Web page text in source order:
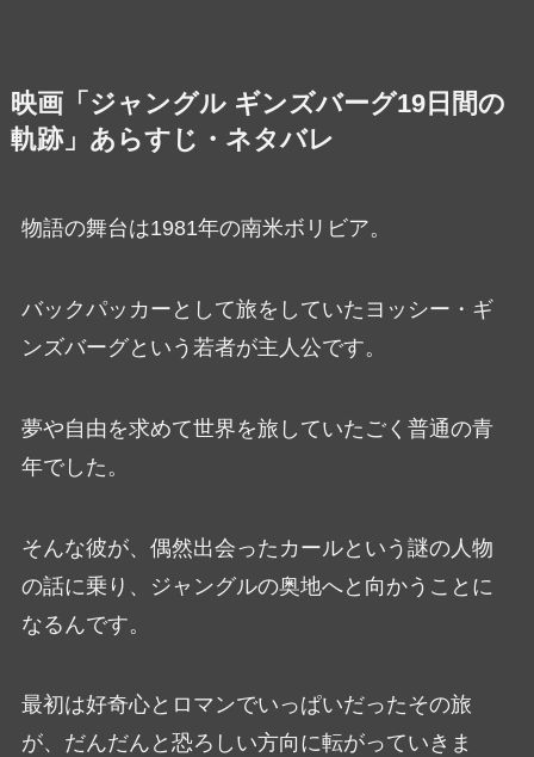
映画「ジャングル ギンズバーグ19日間の
軌跡」あらすじ・ネタバレ
物語の舞台は1981年の南米ボリビア。
バックパッカーとして旅をしていたヨッシー・ギ
ンズバーグという若者が主人公です。
夢や自由を求めて世界を旅していたごく普通の青
年でした。
そんな彼が、偶然出会ったカールという謎の人物
の話に乗り、ジャングルの奥地へと向かうことに
なるんです。
最初は好奇心とロマンでいっぱいだったその旅
が、だんだんと恐ろしい方向に転がっていきま